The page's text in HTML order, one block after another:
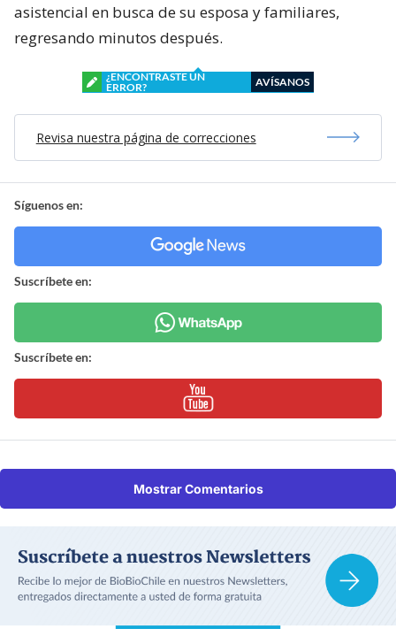
asistencial en busca de su esposa y familiares,
regresando minutos después.
¿ENCONTRASTE UN
ERROR?
AVÍSANOS
Revisa nuestra página de correcciones
Síguenos en:
Suscríbete en:
Suscríbete en:
Mostrar Comentarios